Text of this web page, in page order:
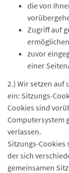
die von
Zugriff auf
zuvor
einer
2.) Wir setzen auf
ein: Sitzungs-
Cookies sind
Computersystem
verlassen.
Sitzungs-Cookies
der sich
gemeinsamen